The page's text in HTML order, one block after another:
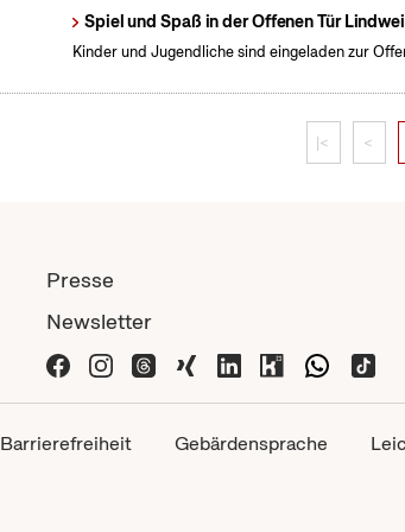
Spiel und Spaß in der Offenen Tür
Kinder und Jugendliche sind eingeladen zur
|< <
Presse
Newsletter
Barrierefreiheit Gebärdensprache